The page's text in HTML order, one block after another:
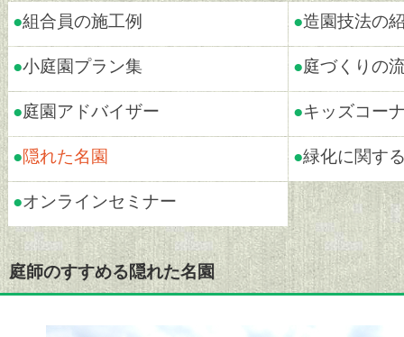
●組合員の施工例 ●造園技法の
●小庭園プラン集 ●庭づくりの
●庭園アドバイザー ●キッズコー
●隠れた名園 ●緑化に関す
●オンラインセミナー
庭師のすすめる隠れた名園